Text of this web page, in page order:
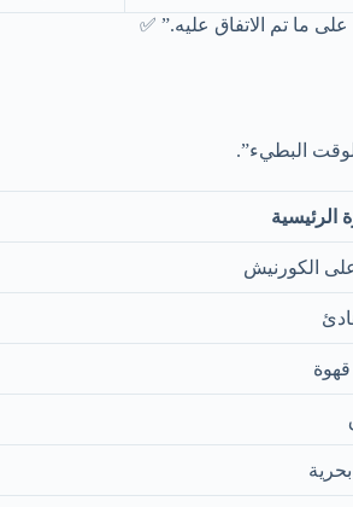
ما تم الاتفاق عليه.” ✅
البطيء”.
الرئيسية
الكورنيش